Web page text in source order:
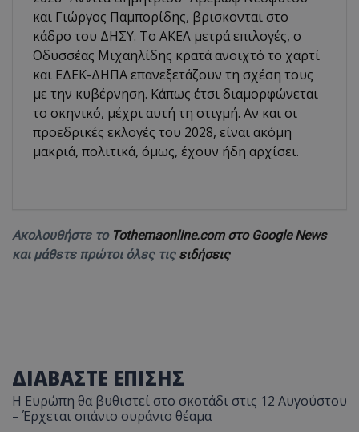
και Γιώργος Παμπορίδης, βρισκονται στο
κάδρο του ΔΗΣΥ. Το ΑΚΕΛ μετρά επιλογές, ο
Οδυσσέας Μιχαηλίδης κρατά ανοιχτό το χαρτί
και ΕΔΕΚ-ΔΗΠΑ επανεξετάζουν τη σχέση τους
με την κυβέρνηση. Κάπως έτσι διαμορφώνεται
το σκηνικό, μέχρι αυτή τη στιγμή. Αν και οι
προεδρικές εκλογές του 2028, είναι ακόμη
μακριά, πολιτικά, όμως, έχουν ήδη αρχίσει.
Ακολουθήστε το Tothemaonline.com στο Google News
και μάθετε πρώτοι όλες τις ειδήσεις
ΔΙΑΒΑΣΤΕ ΕΠΙΣΗΣ
Η Ευρώπη θα βυθιστεί στο σκοτάδι στις 12 Αυγούστου
– Έρχεται σπάνιο ουράνιο θέαμα